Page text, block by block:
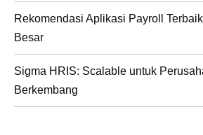
Rekomendasi Aplikasi Payroll
Besar
Sigma HRIS: Scalable untuk
Berkembang